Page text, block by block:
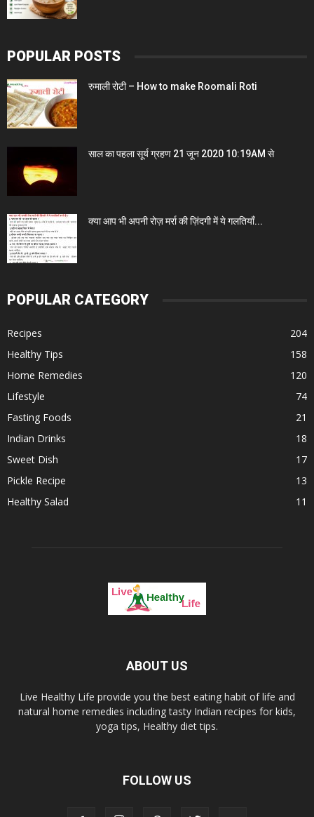
POPULAR POSTS
रुमाली रोटी – How to make Roomali Roti
साल का पहला सूर्य ग्रहण 21 जून 2020 10:19AM से
क्या आप भी अपनी रोज़ मर्रा की ज़िंदगी में ये गलतियाँ...
POPULAR CATEGORY
Recipes
204
Healthy Tips
158
Home Remedies
120
Lifestyle
74
Fasting Foods
21
Indian Drinks
18
Sweet Dish
17
Pickle Recipe
13
Healthy Salad
11
ABOUT US
Live Healthy Life provide you the best eating habit of life and
natural home remedies including tasty Indian recipes for kids,
yoga tips, Healthy diet tips.
FOLLOW US